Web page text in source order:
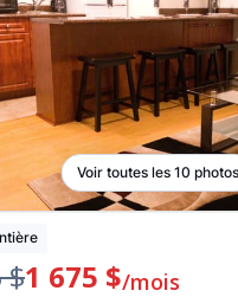
Voir toutes les 10 photos
$1 675 $/mois